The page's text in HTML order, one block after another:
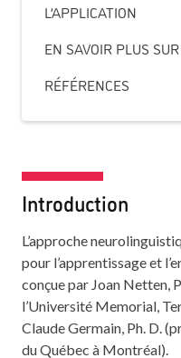
L’APPLICATION
EN SAVOIR PLUS SUR
RÉFÉRENCES
Introduction
L’approche
pour l’apprentissage et
conçue par Joan Netten,
l’Université Memorial,
Claude Germain, Ph. D.
du Québec à Montréal).